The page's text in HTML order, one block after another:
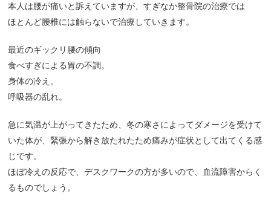
本人は腰が痛いと訴えていますが、すぎなか整骨院の治療では
ほとんど腰椎には触らないで治療していきます。
最近のギックリ腰の傾向
食べすぎによる胃の不調。
身体の冷え。
呼吸器の乱れ。
急に気温が上がってきたため、冬の寒さによってダメージを受けて
いた体が、緊張から解き放たれたため痛みが症状として出てくる感
じです。
ほぼ冷えの反応で、デスクワークの方が多いので、血流障害からく
るものでしょう。